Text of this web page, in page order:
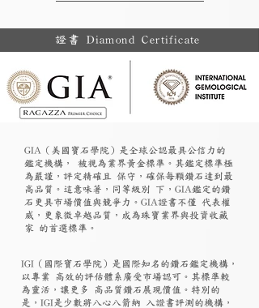
證書 Diamond Certificate
GIA（美國寶石學院）是全球公認最具公信力的
鑑定機構， 被視為業界黃金標準。其鑑定標準極
為嚴謹，評定精確且 保守，確保每顆鑽石達到最
高品質。這意味著，同等級別 下，GIA鑑定的鑽
石更具市場價值與競爭力。GIA證書不僅 代表權
威，更象徵卓越品質，成為珠寶業界與投資收藏
家 的首選標準。
​IGI（國際寶石學院）是國際知名的鑽石鑑定機構，
以專業 高效的評估體系廣受市場認可。其標準較
為靈活，讓更多 高品質鑽石展現價值。特別的
是，IGI是少數將八心八箭納 入證書評測的機構，